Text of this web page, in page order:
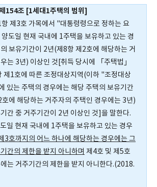
154조 [1세대1주택의 범위]
제3호 가목에서 "대통령령으로 정하는 요
도일 현재 국내에 1주택을 보유하고 있는 경
보유기간이 2년(제8항 제2호에 해당하는 거
는 3년) 이상인 것[취득 당시에 「주택법」
제1호에 따른 조정대상지역(이하 "조정대상
있는 주택의 경우에는 해당 주택의 보유기간
에 해당하는 거주자의 주택인 경우에는 3년)
간 중 거주기간이 2년 이상인 것]을 말한다.
일 현재 국내에 1주택을 보유하고 있는 경우
3호까지의 어느 하나에 해당하는 경우에는 그
간의 제한을 받지 아니하며 제4호 및 제5호
는 거주기간의 제한을 받지 아니한다.(2018.